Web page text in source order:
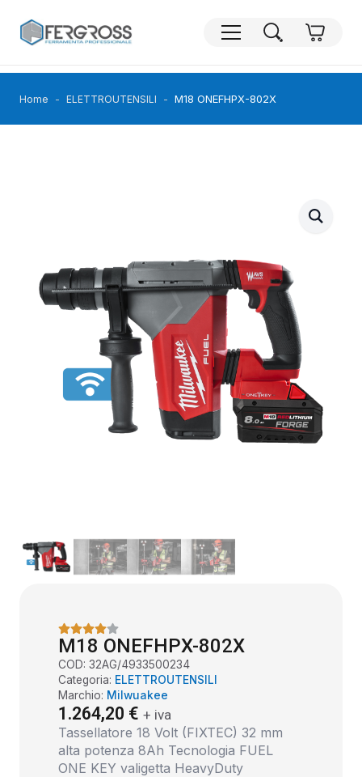
Home ELETTROUTENSILI M18 ONEFHPX-802X
M18 ONEFHPX-802X
COD: 32AG/4933500234
Categoria: ELETTROUTENSILI
Marchio: Milwuakee
1.264,20 € + iva
Tassellatore 18 Volt (FIXTEC) 32 mm
alta potenza 8Ah Tecnologia FUEL
ONE KEY valigetta HeavyDuty